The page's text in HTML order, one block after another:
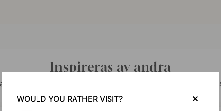
Inspireras av andra
dina bilder med #beslagonline & @beslagonline för att
WOULD YOU RATHER VISIT?